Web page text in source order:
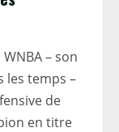
– son
les temps –
de
en titre